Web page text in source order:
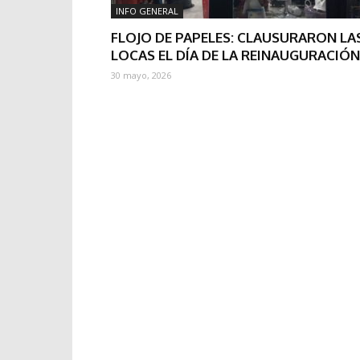
INFO GENERAL
FLOJO DE PAPELES: CLAUSURARON
LOCAS EL DÍA DE LA REINAUGURACIÓN
30 mayo, 2026